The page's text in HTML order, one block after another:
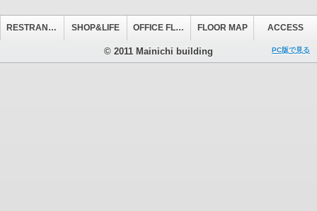
RESTRANT&CAFE SHOP&LIFE OFFICE FLOOR FLOOR MAP ACCESS
© 2011 Mainichi building PC版で見る